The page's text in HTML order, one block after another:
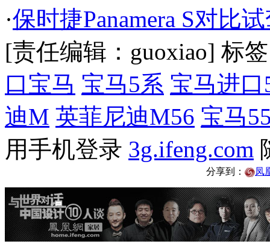
·保时捷Panamera S对比
[责任编辑：guoxiao] 标
口宝马 宝马5系 宝马进口
迪M 英菲尼迪M56 宝马
用手机登录 3g.ifeng.com
分享到： 凤